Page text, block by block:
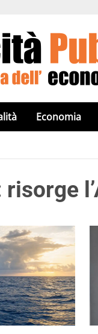
Economia